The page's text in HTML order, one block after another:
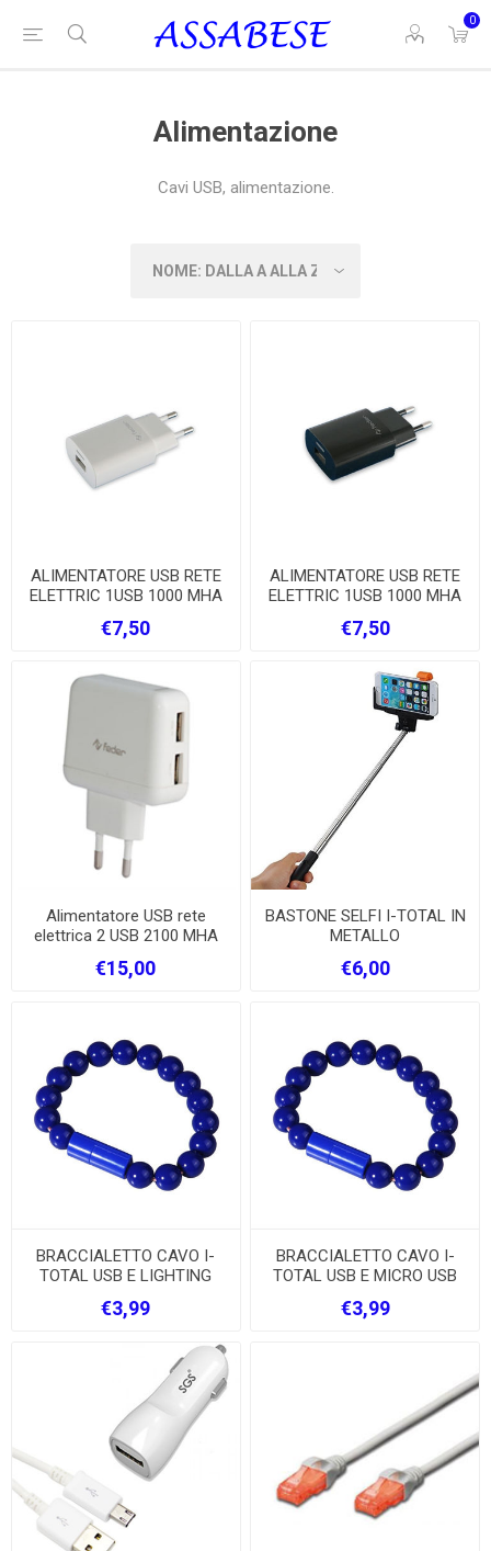
0
Alimentazione
Cavi USB, alimentazione.
ALIMENTATORE USB RETE
ELETTRIC 1USB 1000 MHA
€7,50
ALIMENTATORE USB RETE
ELETTRIC 1USB 1000 MHA
€7,50
Alimentatore USB rete
elettrica 2 USB 2100 MHA
€15,00
BASTONE SELFI I-TOTAL IN
METALLO
€6,00
BRACCIALETTO CAVO I-
TOTAL USB E LIGHTING
€3,99
BRACCIALETTO CAVO I-
TOTAL USB E MICRO USB
€3,99